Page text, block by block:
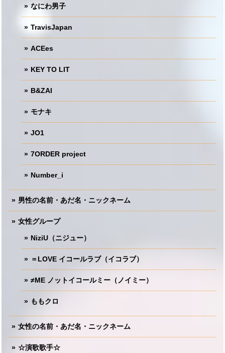
なにわ男子
TravisJapan
ACEes
KEY TO LIT
B&ZAI
モナキ
JO1
7ORDER project
Number_i
男性の名前・あだ名・ニックネーム
女性グループ
NiziU（ニジュー）
＝LOVE イコールラブ（イコラブ）
≠ME ノットイコールミー（ノイミー）
ももクロ
女性の名前・あだ名・ニックネーム
☆演歌歌手☆